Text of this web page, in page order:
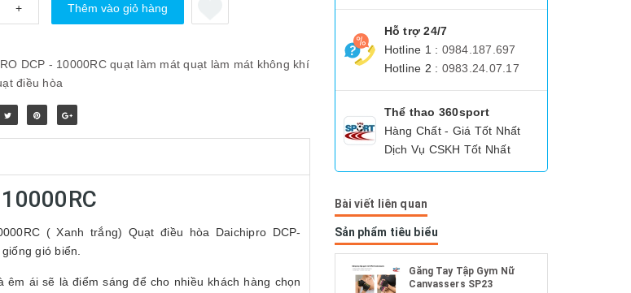
+ Thêm vào giỏ hàng
DCP - 10000RC quạt làm mát quạt làm mát không khí
điều hòa
( Xanh trắng) Quạt điều hòa Daichipro DCP-
gió biển.
êm ái sẽ là điểm sáng để cho nhiều khách hàng chọn
Hỗ trợ 24/7
Hotline 1 : 0984.187.697
Hotline 2 : 0983.24.07.17
Thể thao 360sport
Hàng Chất - Giá Tốt Nhất
Dịch Vụ CSKH Tốt Nhất
Bài viết liên quan
Sản phẩm tiêu biểu
Găng Tay Tập Gym Nữ
Canvassers SP23